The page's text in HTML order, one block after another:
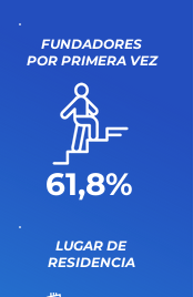
FUNDADORES
POR PRIMERA VEZ
61,8%
LUGAR DE
RESIDENCIA